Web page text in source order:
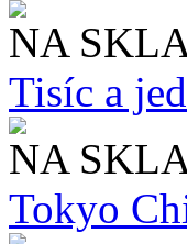
NA
Tisíc a
NA
Tokyo